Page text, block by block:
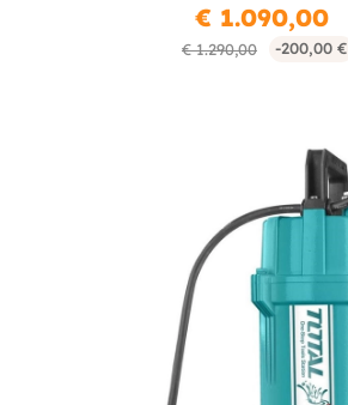
€ 1.290,00 -200,00 €
€ 1.090,00